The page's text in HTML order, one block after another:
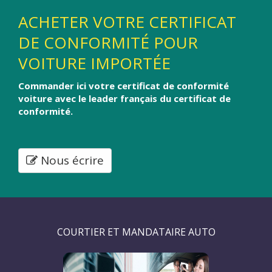
ACHETER VOTRE CERTIFICAT
DE CONFORMITÉ POUR
VOITURE IMPORTÉE
Commander ici votre certificat de conformité
voiture avec le leader français du certificat de
conformité.
Nous écrire
COURTIER ET MANDATAIRE AUTO